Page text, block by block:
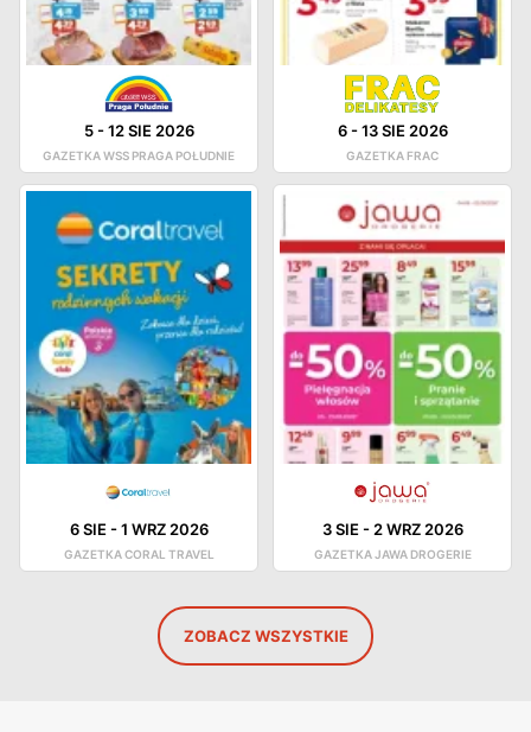
5-12 SIE 2026
GAZETKA WSS PRAGA POŁUDNIE
6-13 SIE 2026
GAZETKA FRAC
6 SIE -1 WRZ 2026
GAZETKA CORAL TRAVEL
3 SIE - 2 WRZ 2026
GAZETKA JAWA DROGERIE
ZOBACZ WSZYSTKIE